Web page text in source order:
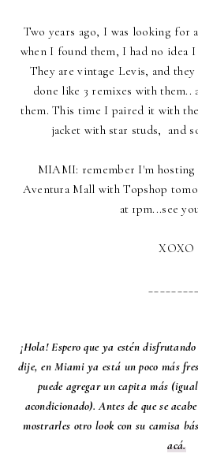
Two years ago, I was looking for
when I found them, I had no idea
They are vintage Levis, and they
done like 3 remixes with them..
them. This time I paired it with
jacket with star studs, and
MIAMI: remember I'm
Aventura Mall with Topshop
at 1pm...see
XOXO
¡Hola! Espero que ya estén
dije, en Miami ya está un poco más
puede agregar un capita más
acondicionado). Antes de que se
mostrarles otro look con su camisa
acá.